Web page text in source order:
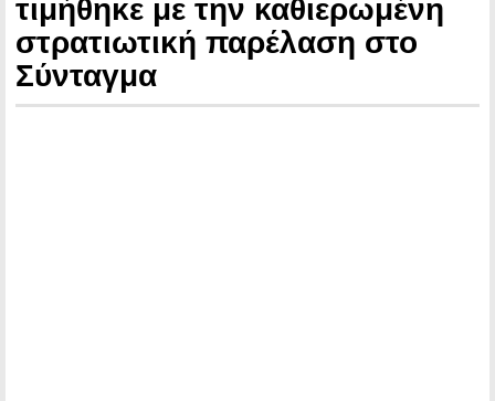
τιμήθηκε με την καθιερωμένη
στρατιωτική παρέλαση στο
Σύνταγμα